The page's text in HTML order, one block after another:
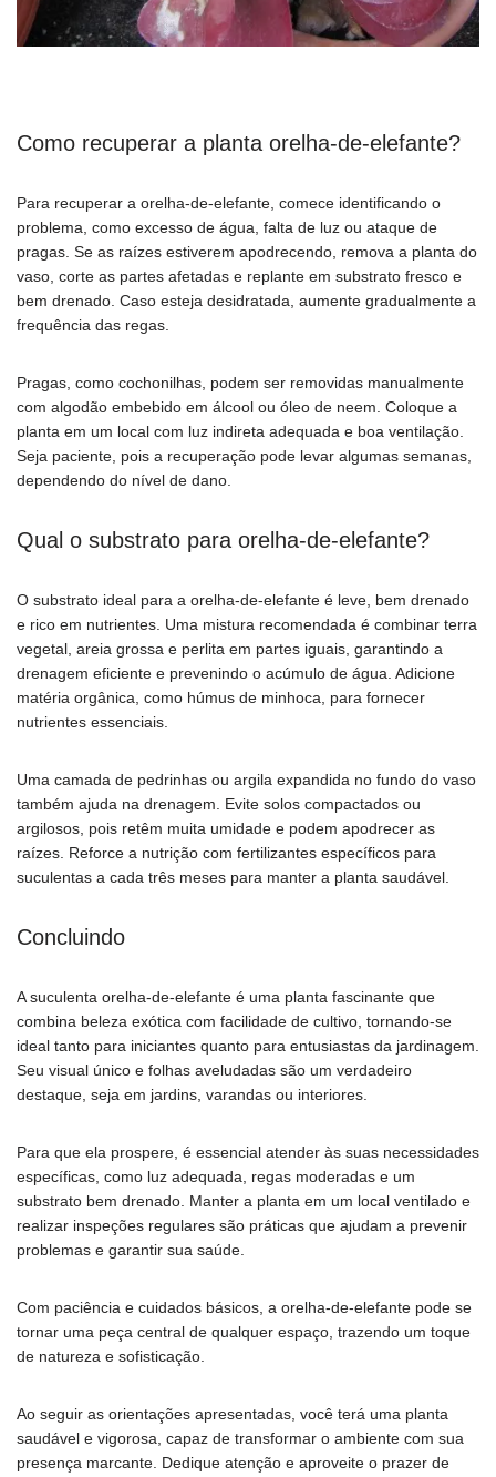
Como recuperar a planta orelha-de-elefante?
Para recuperar a orelha-de-elefante, comece identificando o
problema, como excesso de água, falta de luz ou ataque de
pragas. Se as raízes estiverem apodrecendo, remova a planta do
vaso, corte as partes afetadas e replante em substrato fresco e
bem drenado. Caso esteja desidratada, aumente gradualmente a
frequência das regas.
Pragas, como cochonilhas, podem ser removidas manualmente
com algodão embebido em álcool ou óleo de neem. Coloque a
planta em um local com luz indireta adequada e boa ventilação.
Seja paciente, pois a recuperação pode levar algumas semanas,
dependendo do nível de dano.
Qual o substrato para orelha-de-elefante?
O substrato ideal para a orelha-de-elefante é leve, bem drenado
e rico em nutrientes. Uma mistura recomendada é combinar terra
vegetal, areia grossa e perlita em partes iguais, garantindo a
drenagem eficiente e prevenindo o acúmulo de água. Adicione
matéria orgânica, como húmus de minhoca, para fornecer
nutrientes essenciais.
Uma camada de pedrinhas ou argila expandida no fundo do vaso
também ajuda na drenagem. Evite solos compactados ou
argilosos, pois retêm muita umidade e podem apodrecer as
raízes. Reforce a nutrição com fertilizantes específicos para
suculentas a cada três meses para manter a planta saudável.
Concluindo
A suculenta orelha-de-elefante é uma planta fascinante que
combina beleza exótica com facilidade de cultivo, tornando-se
ideal tanto para iniciantes quanto para entusiastas da jardinagem.
Seu visual único e folhas aveludadas são um verdadeiro
destaque, seja em jardins, varandas ou interiores.
Para que ela prospere, é essencial atender às suas necessidades
específicas, como luz adequada, regas moderadas e um
substrato bem drenado. Manter a planta em um local ventilado e
realizar inspeções regulares são práticas que ajudam a prevenir
problemas e garantir sua saúde.
Com paciência e cuidados básicos, a orelha-de-elefante pode se
tornar uma peça central de qualquer espaço, trazendo um toque
de natureza e sofisticação.
Ao seguir as orientações apresentadas, você terá uma planta
saudável e vigorosa, capaz de transformar o ambiente com sua
presença marcante. Dedique atenção e aproveite o prazer de